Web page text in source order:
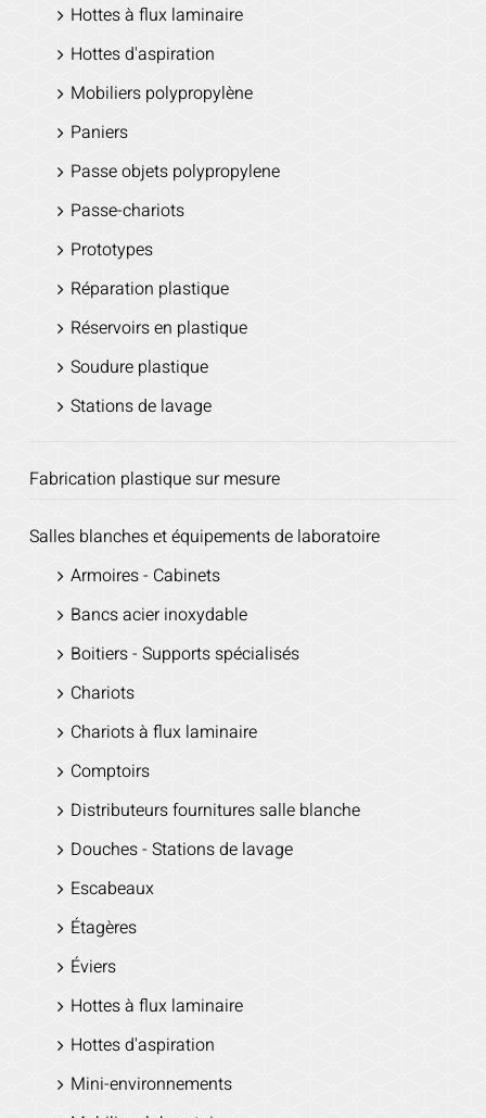
Hottes à flux laminaire
Hottes d'aspiration
Mobiliers polypropylène
Paniers
Passe objets polypropylene
Passe-chariots
Prototypes
Réparation plastique
Réservoirs en plastique
Soudure plastique
Stations de lavage
Fabrication plastique sur mesure
Salles blanches et équipements de laboratoire
Armoires - Cabinets
Bancs acier inoxydable
Boitiers - Supports spécialisés
Chariots
Chariots à flux laminaire
Comptoirs
Distributeurs fournitures salle blanche
Douches - Stations de lavage
Escabeaux
Étagères
Éviers
Hottes à flux laminaire
Hottes d'aspiration
Mini-environnements